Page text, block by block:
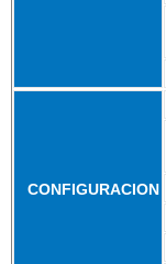
CONFIGURACION